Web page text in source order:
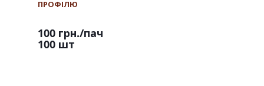
ПРОФІЛЮ
100 грн./пач
100 шт